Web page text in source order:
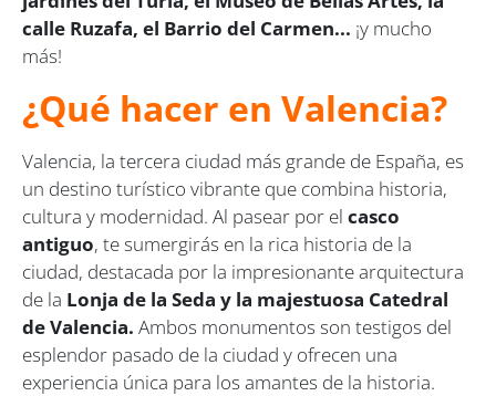
calle Ruzafa, el Barrio del Carmen... ¡y mucho
más!
¿Qué hacer en Valencia?
Valencia, la tercera ciudad más grande de España, es
un destino turístico vibrante que combina historia,
cultura y modernidad. Al pasear por el casco
antiguo, te sumergirás en la rica historia de la
ciudad, destacada por la impresionante arquitectura
de la Lonja de la Seda y la majestuosa Catedral
de Valencia. Ambos monumentos son testigos del
esplendor pasado de la ciudad y ofrecen una
experiencia única para los amantes de la historia.